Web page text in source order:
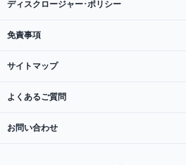
ディスクロージャー･ポリシー
免責事項
サイトマップ
よくあるご質問
お問い合わせ